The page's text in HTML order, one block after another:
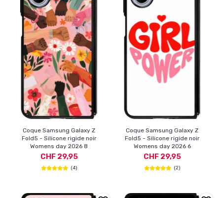
Coque Samsung Galaxy Z
Fold5 - Silicone rigide noir
Womens day 2026 8
CHF 29,95
(4)
Coque Samsung Galaxy Z
Fold5 - Silicone rigide noir
Womens day 2026 6
CHF 29,95
(2)